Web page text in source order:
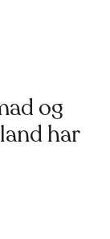
og
har